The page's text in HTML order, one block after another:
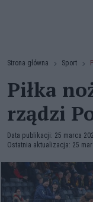
Strona główna Sport
Piłka
rządzi
Data publikacji: 25 marca
Ostatnia aktualizacja: 25